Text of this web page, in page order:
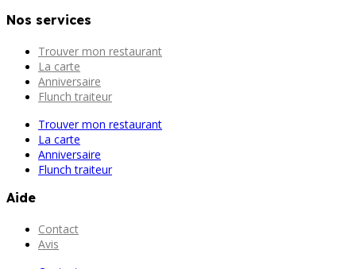
Nos services
Trouver mon restaurant
La carte
Anniversaire
Flunch traiteur
Trouver mon restaurant
La carte
Anniversaire
Flunch traiteur
Aide
Contact
Avis